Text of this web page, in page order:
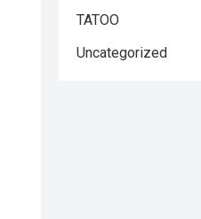
TATOO
Uncategorized